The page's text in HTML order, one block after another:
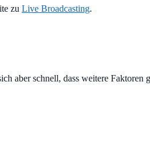
zu Live Broadcasting.
aber schnell, dass weitere Faktoren